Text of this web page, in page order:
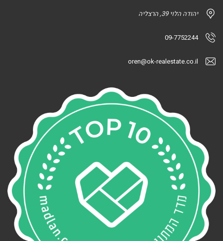
יהודה הלוי 39, הרצליה
09-7752244
oren@ok-realestate.co.il